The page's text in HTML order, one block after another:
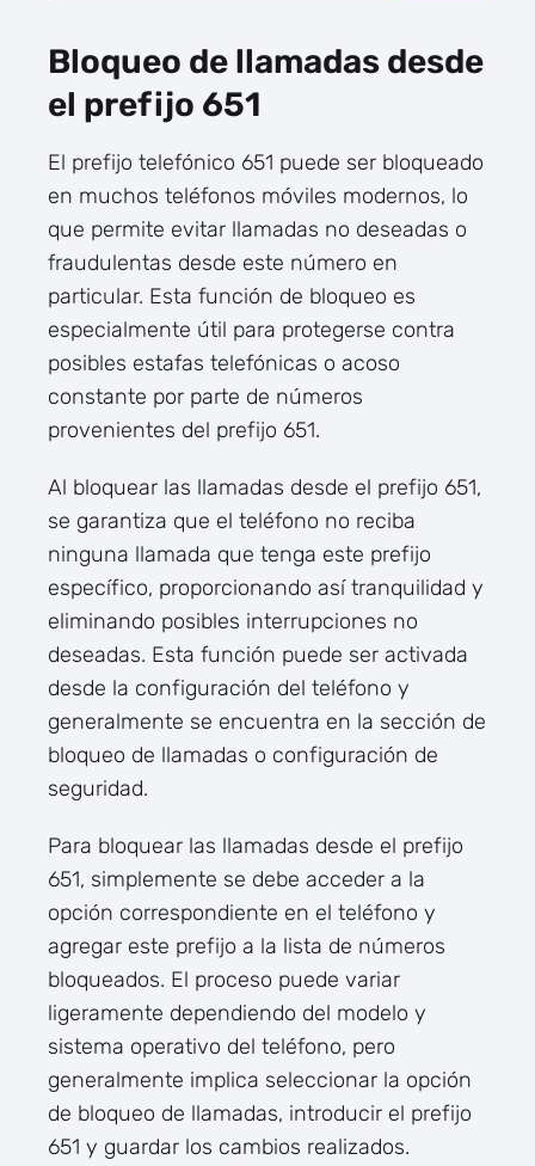
Bloqueo de llamadas desde
el prefijo 651
El prefijo telefónico 651 puede ser bloqueado
en muchos teléfonos móviles modernos, lo
que permite evitar llamadas no deseadas o
fraudulentas desde este número en
particular. Esta función de bloqueo es
especialmente útil para protegerse contra
posibles estafas telefónicas o acoso
constante por parte de números
provenientes del prefijo 651.
Al bloquear las llamadas desde el prefijo 651,
se garantiza que el teléfono no reciba
ninguna llamada que tenga este prefijo
específico, proporcionando así tranquilidad y
eliminando posibles interrupciones no
deseadas. Esta función puede ser activada
desde la configuración del teléfono y
generalmente se encuentra en la sección de
bloqueo de llamadas o configuración de
seguridad.
Para bloquear las llamadas desde el prefijo
651, simplemente se debe acceder a la
opción correspondiente en el teléfono y
agregar este prefijo a la lista de números
bloqueados. El proceso puede variar
ligeramente dependiendo del modelo y
sistema operativo del teléfono, pero
generalmente implica seleccionar la opción
de bloqueo de llamadas, introducir el prefijo
651 y guardar los cambios realizados.